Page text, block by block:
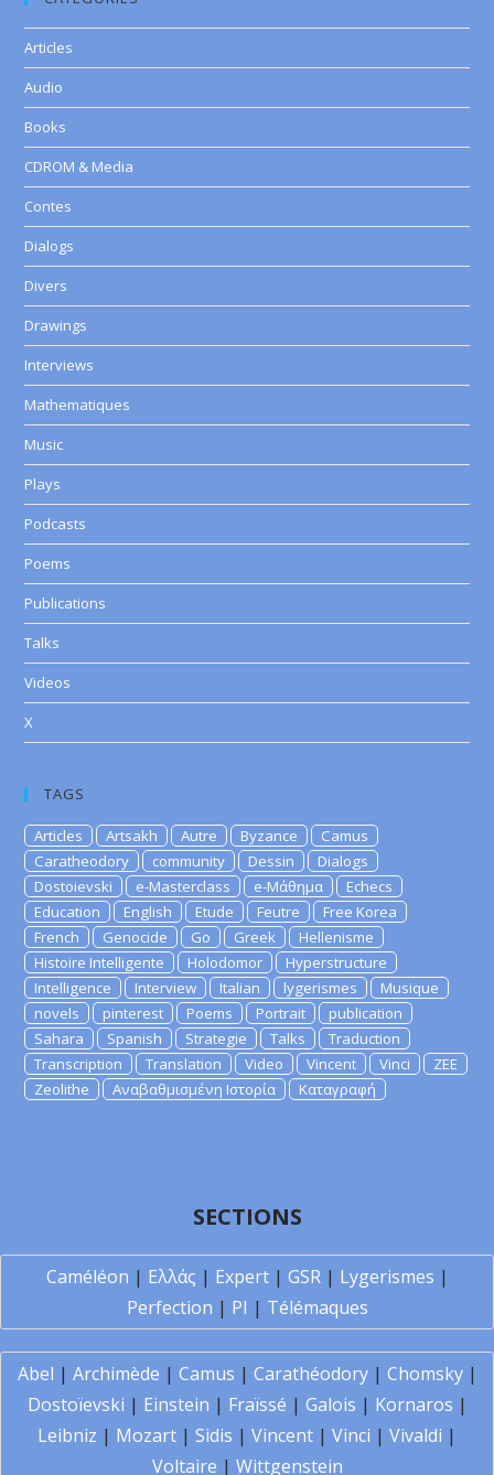
Articles
Audio
Books
CDROM & Media
Contes
Dialogs
Divers
Drawings
Interviews
Mathematiques
Music
Plays
Podcasts
Poems
Publications
Talks
Videos
X
TAGS
Articles Artsakh Autre Byzance
Camus
Caratheodory
community Dessin
Dialogs
Dostoievski
e-Masterclass e-Μάθημα
Echecs
Education
English Etude Feutre
Free Korea
French
Genocide Go Greek
Hellenisme
Histoire Intelligente
Holodomor
Hyperstructure
Intelligence
Interview Italian lygerismes
Musique
novels
pinterest Poems Portrait
publication
Sahara
Spanish Strategie Talks
Traduction
Transcription
Translation Video Vincent Vinci
ZEE
Zeolithe
Αναβαθμισμένη Ιστορία Καταγραφή
SECTIONS
Caméléon | Ελλάς | Expert| GSR| Lygerismes |
Perfection | PI | Télémaques
Abel | Archimède | Camus | Carathéodory| Chomsky|
Dostoïevski | Einstein | Fraïssé | Galois | Kornaros |
Leibniz | Mozart | Sidis | Vincent | Vinci | Vivaldi |
Voltaire | Wittgenstein